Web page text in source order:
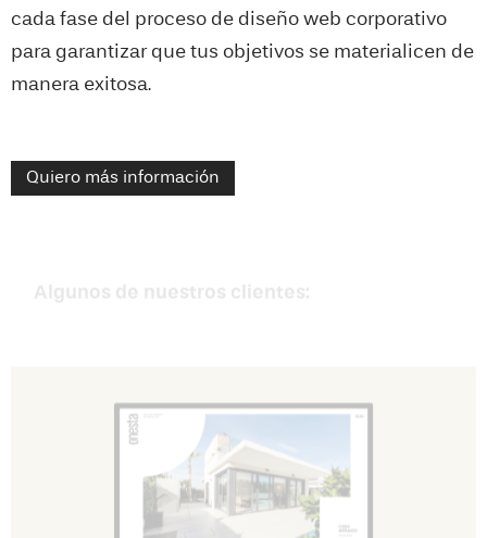
cada fase del proceso de diseño web corporativo
para garantizar que tus objetivos se materialicen de
manera exitosa.
Quiero más información